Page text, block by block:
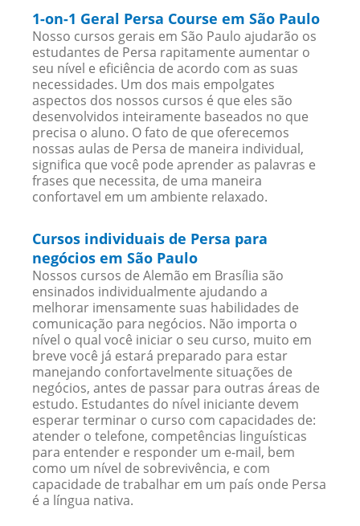
1-on-1 Geral Persa Course em São Paulo
Nosso cursos gerais em São Paulo ajudarão os
estudantes de Persa rapitamente aumentar o
seu nível e eficiência de acordo com as suas
necessidades. Um dos mais empolgates
aspectos dos nossos cursos é que eles são
desenvolvidos inteiramente baseados no que
precisa o aluno. O fato de que oferecemos
nossas aulas de Persa de maneira individual,
significa que você pode aprender as palavras e
frases que necessita, de uma maneira
confortavel em um ambiente relaxado.
Cursos individuais de Persa para
negócios em São Paulo
Nossos cursos de Alemão em Brasília são
ensinados individualmente ajudando a
melhorar imensamente suas habilidades de
comunicação para negócios. Não importa o
nível o qual você iniciar o seu curso, muito em
breve você já estará preparado para estar
manejando confortavelmente situações de
negócios, antes de passar para outras áreas de
estudo. Estudantes do nível iniciante devem
esperar terminar o curso com capacidades de:
atender o telefone, competências linguísticas
para entender e responder um e-mail, bem
como um nível de sobrevivência, e com
capacidade de trabalhar em um país onde Persa
é a língua nativa.